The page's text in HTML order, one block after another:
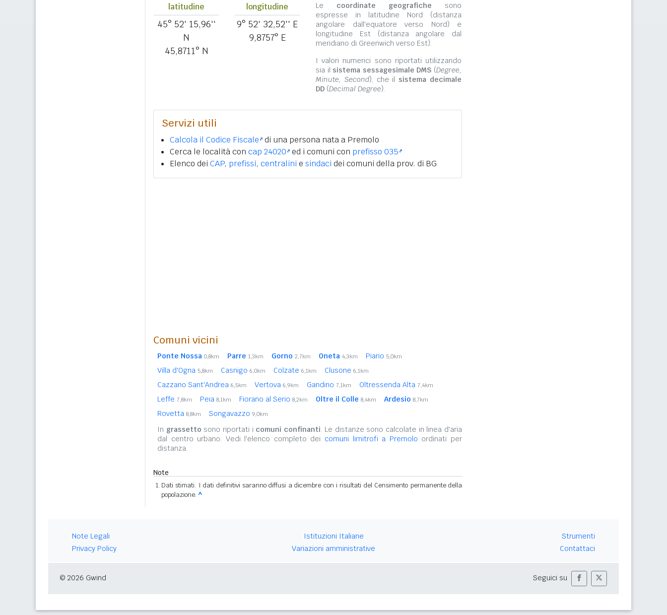
latitudine
45° 52' 15,96''
N
45,8711° N
longitudine
9° 52' 32,52'' E
9,8757° E
Le coordinate geografiche sono
espresse in latitudine Nord (distanza
angolare dall'equatore verso Nord) e
longitudine Est (distanza angolare dal
meridiano di Greenwich verso Est).
I valori numerici sono riportati utilizzando
sia il sistema sessagesimale DMS (Degree,
Minute, Second), che il sistema decimale
DD (Decimal Degree).
Servizi utili
Calcola il Codice Fiscale di una persona nata a Premolo
Cerca le località con cap 24020 ed i comuni con prefisso 035
Elenco dei CAP, prefissi, centralini e sindaci dei comuni della prov. di BG
Comuni vicini
Ponte Nossa 0,8km Parre 1,3km Gorno 2,7km Oneta 4,3km Piario 5,0km
Villa d'Ogna 5,8km Casnigo 6,0km Colzate 6,1km Clusone 6,1km
Cazzano Sant'Andrea 6,5km Vertova 6,9km Gandino 7,1km Oltressenda Alta 7,4km
Leffe 7,8km Peia 8,1km Fiorano al Serio 8,2km Oltre il Colle 8,4km Ardesio 8,7km
Rovetta 8,8km Songavazzo 9,0km
In grassetto sono riportati i comuni confinanti. Le distanze sono calcolate in linea d'aria
dal centro urbano. Vedi l'elenco completo dei comuni limitrofi a Premolo ordinati per
distanza.
Note
Dati stimati. I dati definitivi saranno diffusi a dicembre con i risultati del Censimento permanente della
popolazione. ^
Note Legali
Privacy Policy
Istituzioni Italiane
Variazioni amministrative
Strumenti
Contattaci
© 2026 Gwind Seguici su